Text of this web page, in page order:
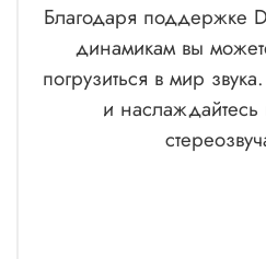
Благодаря поддержке
динамикам вы
погрузиться в мир
и